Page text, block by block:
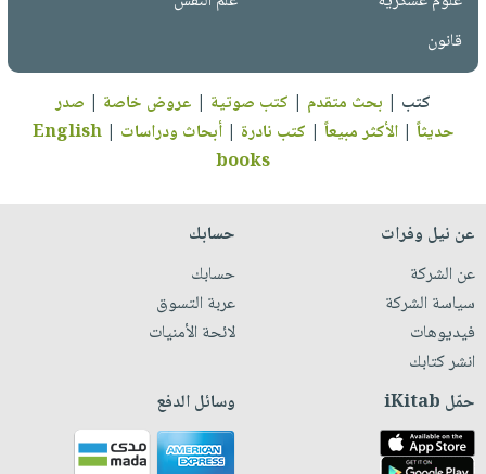
قانون
كتب | بحث متقدم | كتب صوتية | عروض خاصة | صدر
حديثاً |الأكثر مبيعاً | كتب نادرة |أبحاث ودراسات |
English
books
عن نيل وفرات
عن الشركة
سياسة الشركة
فيديوهات
انشر كتابك
حسابك
حسابك
عربة التسوق
لائحة الأمنيات
حمّل iKitab وسائل الدفع